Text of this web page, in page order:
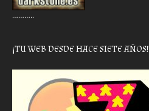
………..
¡TU WEB DESDE HACE SIETE AÑOS!